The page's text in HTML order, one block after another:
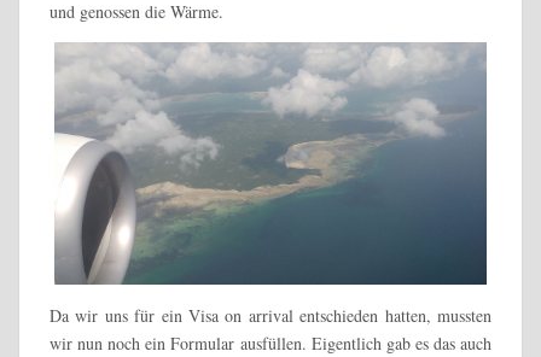
und genossen die Wärme.
Da wir uns für ein Visa on arrival entschieden hatten, mussten
wir nun noch ein Formular ausfüllen. Eigentlich gab es das auch